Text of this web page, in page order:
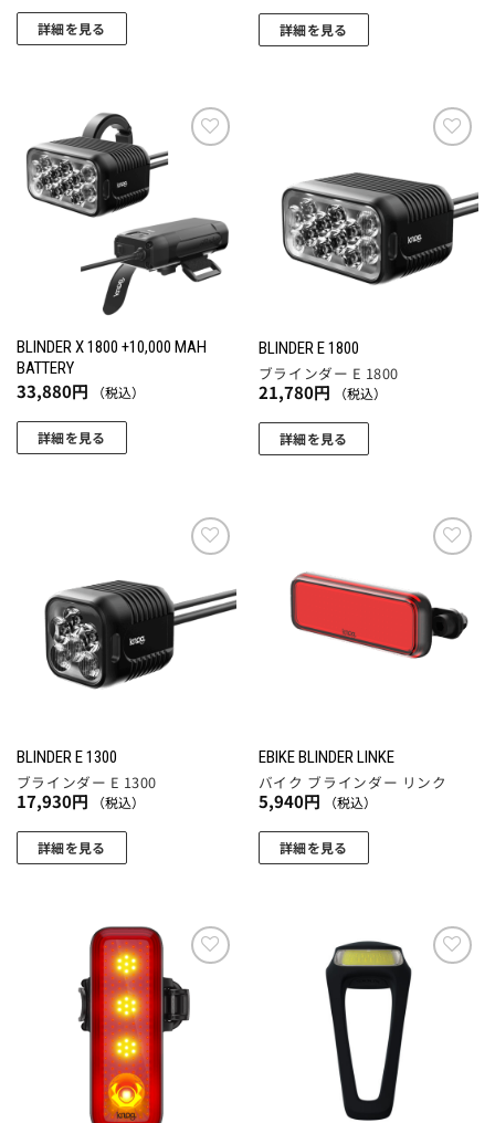
詳細を見る 詳細を見る
追加
BLINDER X 1800 +10,000 MAH
BATTERY
33,880円 （税込）
詳細を見る
に入
りに
追加
BLINDER E 1800
ブラインダー E 1800
21,780円 （税込）
詳細を見る
に入
りに
追加
BLINDER E 1300
ブラインダー E 1300
17,930円 （税込）
詳細を見る
りに
追加
EBIKE BLINDER LINKE
バイク ブラインダー リンク
5,940円 （税込）
詳細を見る